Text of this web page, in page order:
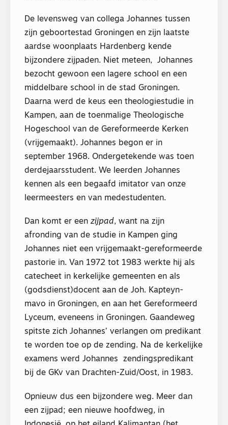
De levensweg van collega Johannes tussen
zijn geboortestad Groningen en zijn laatste
aardse woonplaats Hardenberg kende
bijzondere zijpaden. Niet meteen,
Johannes
bezocht gewoon een lagere school en een
middelbare school in de stad Groningen.
Daarna werd de keus een theologiestudie in
Kampen, aan de toenmalige Theologische
Hogeschool van de Gereformeerde Kerken
(vrijgemaakt). Johannes begon er in
september 1968. Ondergetekende was toen
derdejaarsstudent. We leerden Johannes
kennen als een begaafd imitator van onze
leermeesters en van medestudenten.
Dan komt er een zijpad, want na zijn
afronding van de studie in Kampen ging
Johannes niet een vrijgemaakt-gereformeerde
pastorie in. Van 1972 tot 1983 werkte hij als
catecheet in kerkelijke gemeenten en als
(godsdienst)docent aan de Joh. Kapteyn-
mavo in Groningen, en aan het Gereformeerd
Lyceum, eveneens in Groningen. Gaandeweg
spitste zich Johannes’ verlangen om predikant
te worden toe op de zending. Na de kerkelijke
examens werd Johannes
zendingspredikant
bij de GKv van Drachten-Zuid/Oost, in 1983.
Opnieuw dus een bijzondere weg. Meer dan
een zijpad; een nieuwe hoofdweg, in